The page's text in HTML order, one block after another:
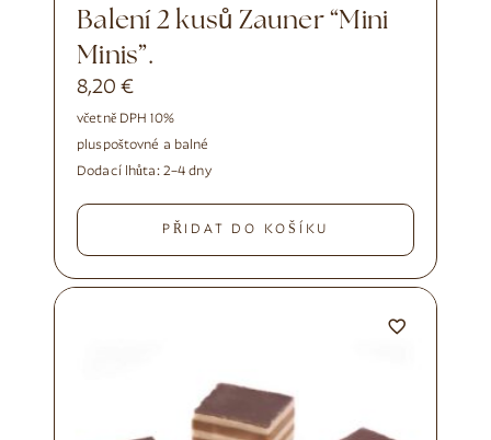
Balení 2 kusů Zauner “Mini
Minis”.
8,20€
včetně DPH 10%
pluspoštovné a balné
Dodací lhůta: 2–4 dny
PŘIDAT DO KOŠÍKU